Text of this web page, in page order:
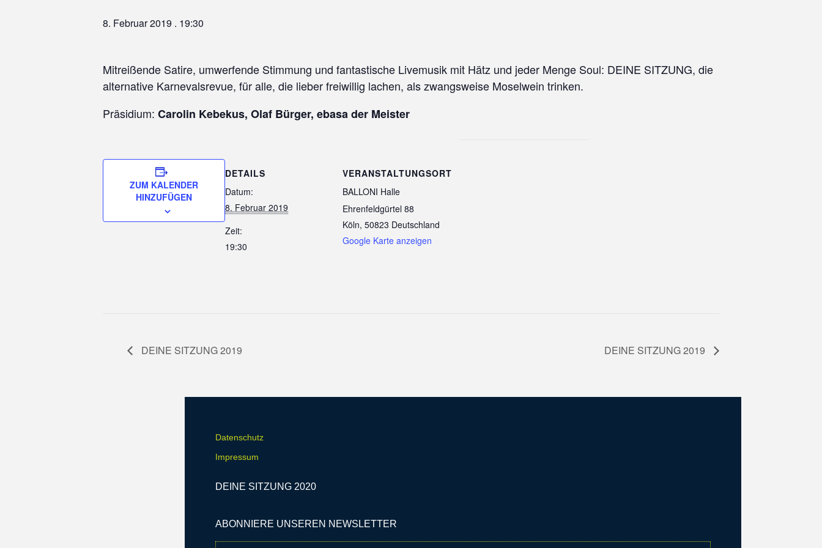
8. Februar 2019 . 19:30
Mitreißende Satire, umwerfende Stimmung und fantastische Livemusik mit Hätz und jeder Menge Soul: DEINE SITZUNG, die
alternative Karnevalsrevue, für alle, die lieber freiwillig lachen, als zwangsweise Moselwein trinken.
Präsidium: Carolin Kebekus, Olaf Bürger, ebasa der Meister
ZUM KALENDER
HINZUFÜGEN
DETAILS
Datum:
8. Februar 2019
Zeit:
19:30
VERANSTALTUNGSORT
BALLONI Halle
Ehrenfeldgürtel 88
Köln, 50823 Deutschland
Google Karte anzeigen
DEINE SITZUNG 2019 DEINE SITZUNG 2019
Datenschutz
Impressum
DEINE SITZUNG 2020
ABONNIERE UNSEREN NEWSLETTER